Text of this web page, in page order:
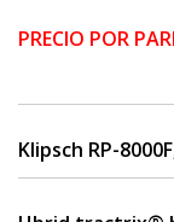
PRECIO POR
Klipsch RP-